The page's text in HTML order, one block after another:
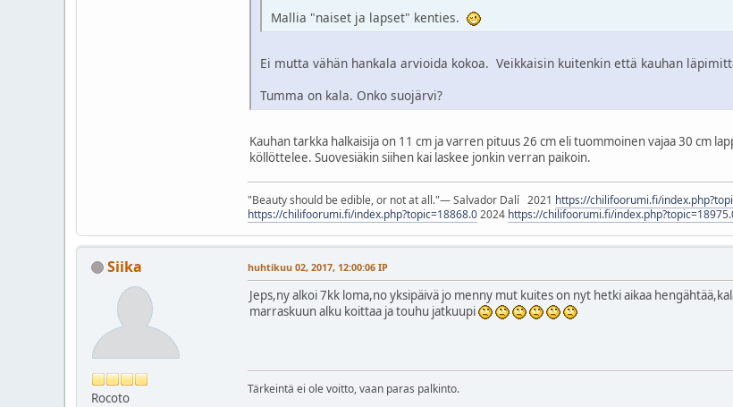
Mallia "naiset ja lapset" kenties.
Ei mutta vähän hankala arvioida kokoa. Veikkaisin kuitenkin että kauhan
Tumma on kala. Onko suojärvi?
Kauhan tarkka halkaisija on 11 cm ja varren pituus 26 cm eli tuommoinen vajaa 30 cm
köllöttelee. Suovesiäkin siihen kai laskee jonkin verran paikoin.
"Beauty should be edible, or not at all."― Salvador Dalí 2021 https://chilifoorumi.fi/
https://chilifoorumi.fi/index.php?topic=18868.02024 https://chilifoorumi.fi/
Siika
Rocoto
huhtikuu 02, 2017, 12:00:06 IP
Jeps,ny alkoi 7kk loma,no yksipäivä jo menny mut kuites on nyt hetki aikaa
marraskuun alku koittaa ja touhu jatkuupi
Tärkeintä ei ole voitto, vaan paras palkinto.